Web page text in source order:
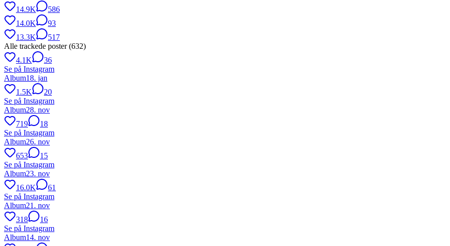
14.9K
586
14.0K
93
13.3K
517
Alle trackede poster (632)
4.1K
36
Se på Instagram
Album18. jan
1.5K
20
Se på Instagram
Album28. nov
719
18
Se på Instagram
Album26. nov
653
15
Se på Instagram
Album23. nov
16.0K
61
Se på Instagram
Album21. nov
318
16
Se på Instagram
Album14. nov